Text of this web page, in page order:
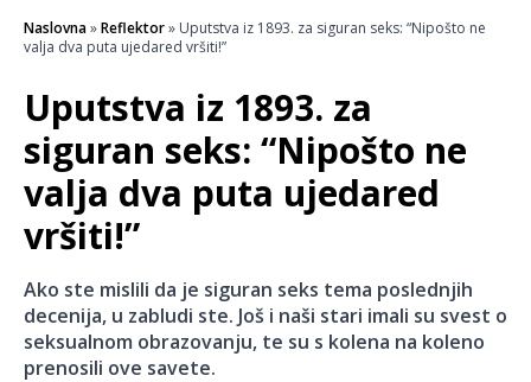
Naslovna»Reflektor» Uputstva iz 1893. za siguran seks: “Nipošto ne
valja dva puta ujedared vršiti!”
Uputstva iz 1893. za
siguran seks: “Nipošto ne
valja dva puta ujedared
vršiti!”
Ako ste mislili da je siguran seks tema poslednjih
decenija, u zabludi ste. Još i naši stari imali su svest o
seksualnom obrazovanju, te su s kolena na koleno
prenosili ove savete.